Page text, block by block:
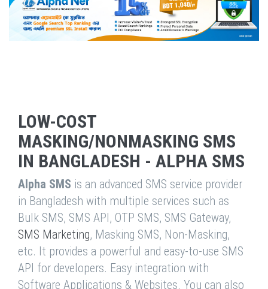
LOW-COST
MASKING/NONMASKING SMS
IN BANGLADESH - ALPHA SMS
Alpha SMS is an advanced SMS service provider
in Bangladesh with multiple services such as
Bulk SMS, SMS API, OTP SMS, SMS Gateway,
SMS Marketing, Masking SMS, Non-Masking,
etc. It provides a powerful and easy-to-use SMS
API for developers. Easy integration with
Software Applications & Websites. You can also